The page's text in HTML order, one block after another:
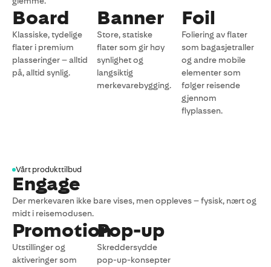
Board
Klassiske, tydelige
flater i premium
plasseringer – alltid
på, alltid synlig.
Banner
Store, statiske
flater som gir høy
synlighet og
langsiktig
merkevarebygging.
Foil
Foliering av flater
som bagasjetraller
og andre mobile
elementer som
følger reisende
gjennom
flyplassen.
Vårt produkttilbud
Engage
Der merkevaren ikke bare vises, men oppleves – fysisk, nært og
midt i reisemodusen.
Promotion
Utstillinger og
aktiveringer som
Pop-up
Skreddersydde
pop-up-konsepter